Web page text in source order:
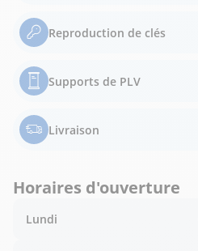
Reproduction de clés
Supports de PLV
Livraison
Horaires d'ouverture
Lundi